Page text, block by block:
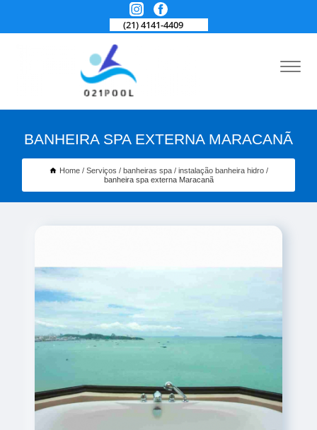
(21) 4141-4409
BANHEIRA SPA EXTERNA MARACANÃ
Home Serviços banheiras spa
instalação banheira hidro
banheira spa externa Maracanã